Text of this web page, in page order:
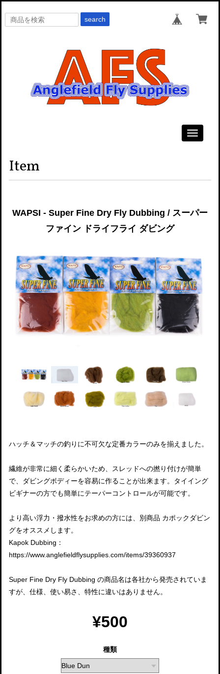
search
Toggle
Item
WAPSI - Super Fine Dry Fly Dubbing / スーパー
ファイン ドライフライ ダビング
ハッチ＆マッチの釣りに不可欠な定番カラーのみを揃えました。
繊維が非常に細く柔らかいため、スレッドへの撚り付けが簡単
で、ダビングボディーを容易に作ることが出来ます。タイイング
ビギナーの方でも簡単にテーパーコントロールが可能です。
より高い浮力・撥水性をお求めの方には、別商品 カポックダビン
グをオススメします。
Kapok Dubbing：
https://www.anglefieldflysupplies.com/items/39360937
Super Fine Dry Fly Dubbing の商品名は各社から発売されていま
すが、仕様、使い易さ、特性に違いはありません。
¥500
種類